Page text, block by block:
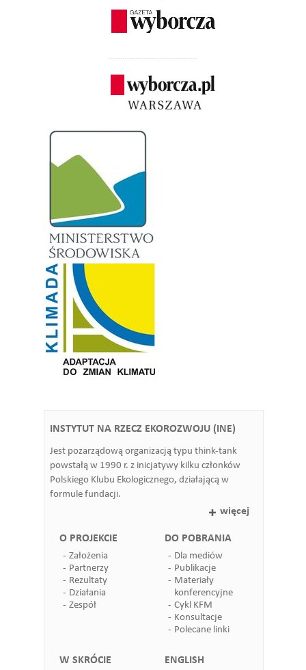
INSTYTUT NA RZECZ EKOROZWOJU (INE)
Jest pozarządową organizacją typu think-tank
powstałą w 1990 r. z inicjatywy kilku członków
Polskiego Klubu Ekologicznego, działającą w
formule fundacji.
więcej
O PROJEKCIE
Założenia
Partnerzy
Rezultaty
Działania
Zespół
DO POBRANIA
Dla mediów
Publikacje
Materiały
konferencyjne
Cykl KFM
Konsultacje
Polecane linki
W SKRÓCIE ENGLISH